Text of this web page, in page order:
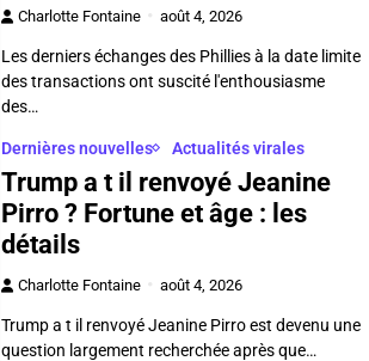
Charlotte Fontaine août 4, 2026
Les derniers échanges des Phillies à la date limite
des transactions ont suscité l'enthousiasme
des…
Dernières nouvelles Actualités virales
Trump a t il renvoyé Jeanine
Pirro ? Fortune et âge : les
détails
Charlotte Fontaine août 4, 2026
Trump a t il renvoyé Jeanine Pirro est devenu une
question largement recherchée après que…